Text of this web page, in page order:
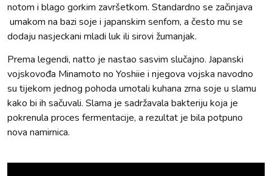
notom i blago gorkim završetkom. Standardno se začinjava
umakom na bazi soje i japanskim senfom, a često mu se
dodaju nasjeckani mladi luk ili sirovi žumanjak.
Prema legendi, natto je nastao sasvim slučajno. Japanski
vojskovođa Minamoto no Yoshiie i njegova vojska navodno
su tijekom jednog pohoda umotali kuhana zrna soje u slamu
kako bi ih sačuvali. Slama je sadržavala bakteriju koja je
pokrenula proces fermentacije, a rezultat je bila potpuno
nova namirnica.